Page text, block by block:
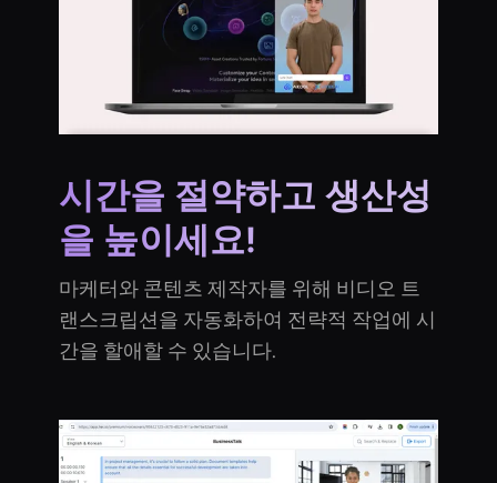
시간을 절약하고 생산성
을 높이세요!
마케터와 콘텐츠 제작자를 위해 비디오 트
랜스크립션을 자동화하여 전략적 작업에 시
간을 할애할 수 있습니다.